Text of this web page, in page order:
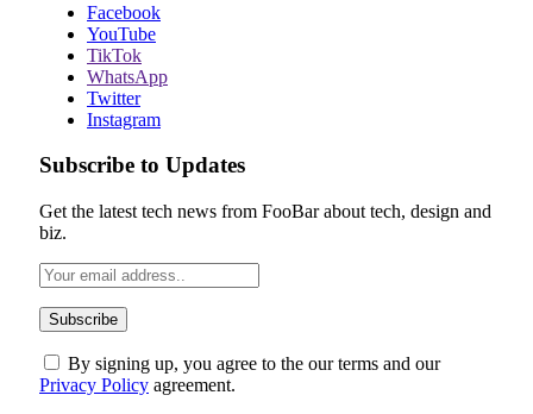
Facebook
YouTube
TikTok
WhatsApp
Twitter
Instagram
Subscribe to Updates
Get the latest tech news from FooBar about tech, design and
biz.
By signing up, you agree to the our terms and our
Privacy Policy agreement.